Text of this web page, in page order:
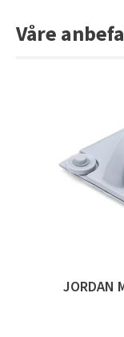
Våre
JORDAN